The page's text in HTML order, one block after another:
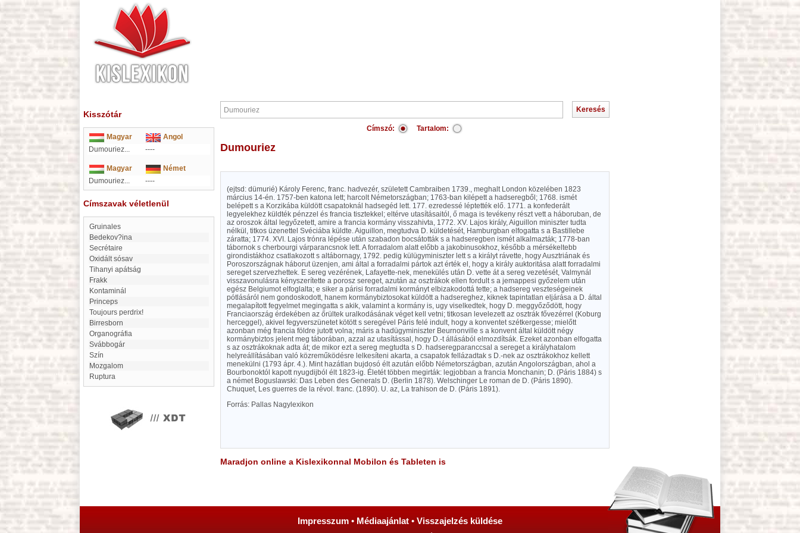
Kisszótár
Magyar
Angol
Dumouriez...
----
Magyar
Német
Dumouriez...
----
Címszavak véletlenül
Gruinales
Bedekov?ina
Secrétaire
Oxidált sósav
Tihanyi apátság
Frakk
Kontaminál
Princeps
Toujours perdrix!
Birresborn
Organográfia
Svábbogár
szín
mozgalom
Ruptura
Címszó: Tartalom:
Dumouriez
(ejtsd: dümurié) Károly Ferenc, franc. hadvezér, született Cambraiben 1739., meghalt London közelében 1823
március 14-én. 1757-ben katona lett; harcolt Németországban; 1763-ban kilépett a hadseregből; 1768. ismét
belépett s a Korzikába küldött csapatoknál hadsegéd lett. 177. ezredessé léptették elő. 1771. a konfederált
legyelekhez küldték pénzzel és francia tisztekkel; eltérve utasításaitól, ő maga is tevékeny részt vett a háboruban, de
az oroszok által legyőzetett, amire a francia kormány visszahivta, 1772. XV. Lajos király, Aiguillon miniszter tudta
nélkül, titkos üzenettel Svéciába küldte. Aiguillon, megtudva D. küldetését, Hamburgban elfogatta s a Bastillebe
záratta; 1774. XVI. Lajos trónra lépése után szabadon bocsátották s a hadseregben ismét alkalmazták; 1778-ban
tábornok s cherbourgi várparancsnok lett. A forradalom alatt előbb a jakobinusokhoz, később a mérsékeltebb
girondistákhoz csatlakozott s altábornagy, 1792. pedig külügyminiszter lett s a királyt rávette, hogy Ausztriának és
Poroszországnak háborut üzenjen, ami által a forradalmi pártok azt érték el, hogy a király auktoritása alatt forradalmi
sereget szervezhettek. E sereg vezérének, Lafayette-nek, menekülés után D. vette át a sereg vezetését, Valmynál
visszavonulásra kényszerítette a porosz sereget, azután az osztrákok ellen fordult s a jemappesi győzelem után
egész Belgiumot elfoglalta; e siker a párisi forradalmi kormányt elbizakodottá tette; a hadsereg veszteségeinek
pótlásáról nem gondoskodott, hanem kormánybiztosokat küldött a hadsereghez, kiknek tapintatlan eljárása a D. által
megalapított fegyelmet megingatta s akik, valamint a kormány is, ugy viselkedtek, hogy D. meggyőződött, hogy
Franciaország érdekében az őrültek uralkodásának véget kell vetni; titkosan levelezett az osztrák fővezérrel (Koburg
herceggel), akivel fegyverszünetet kötött s seregével Páris felé indult, hogy a konventet szétkergesse; mielőtt
azonban még francia földre jutott volna; máris a hadügyminiszter Beurnonville s a konvent által küldött négy
kormánybiztos jelent meg táborában, azzal az utasítással, hogy D.-t állásából elmozdítsák. Ezeket azonban elfogatta
s az osztrákoknak adta át; de mikor ezt a sereg megtudta s D. hadseregparanccsal a sereget a királyhatalom
helyreállításában való közreműködésre lelkesíteni akarta, a csapatok fellázadtak s D.-nek az osztrákokhoz kellett
menekülni (1793 ápr. 4.). Mint hazátlan bujdosó élt azután előbb Németországban, azután Angolországban, ahol a
Bourbonoktól kapott nyugdijból élt 1823-ig. Életét többen megirták: legjobban a francia Monchanin; D. (Páris 1884) s
a német Boguslawski: Das Leben des Generals D. (Berlin 1878). Welschinger Le roman de D. (Páris 1890).
Chuquet, Les guerres de la révol. franc. (1890). U. az, La trahison de D. (Páris 1891).
Forrás: Pallas Nagylexikon
Maradjon online a Kislexikonnal Mobilon és Tableten is
Impresszum • Médiaajánlat • Visszajelzés küldése